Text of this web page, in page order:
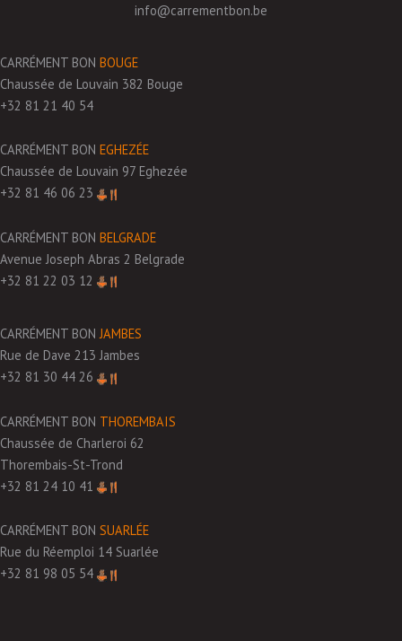
info@carrementbon.be
CARRÉMENT BON BOUGE
Chaussée de Louvain 382 Bouge
+32 81 21 40 54
CARRÉMENT BON EGHEZÉE
Chaussée de Louvain 97 Eghezée
+32 81 46 06 23
CARRÉMENT BON BELGRADE
Avenue Joseph Abras 2 Belgrade
+32 81 22 03 12
CARRÉMENT BONJAMBES
Rue de Dave 213 Jambes
+32 81 30 44 26
CARRÉMENT BON THOREMBAIS
Chaussée de Charleroi 62
Thorembais-St-Trond
+32 81 24 10 41
CARRÉMENT BON SUARLÉE
Rue du Réemploi 14 Suarlée
+32 81 98 05 54